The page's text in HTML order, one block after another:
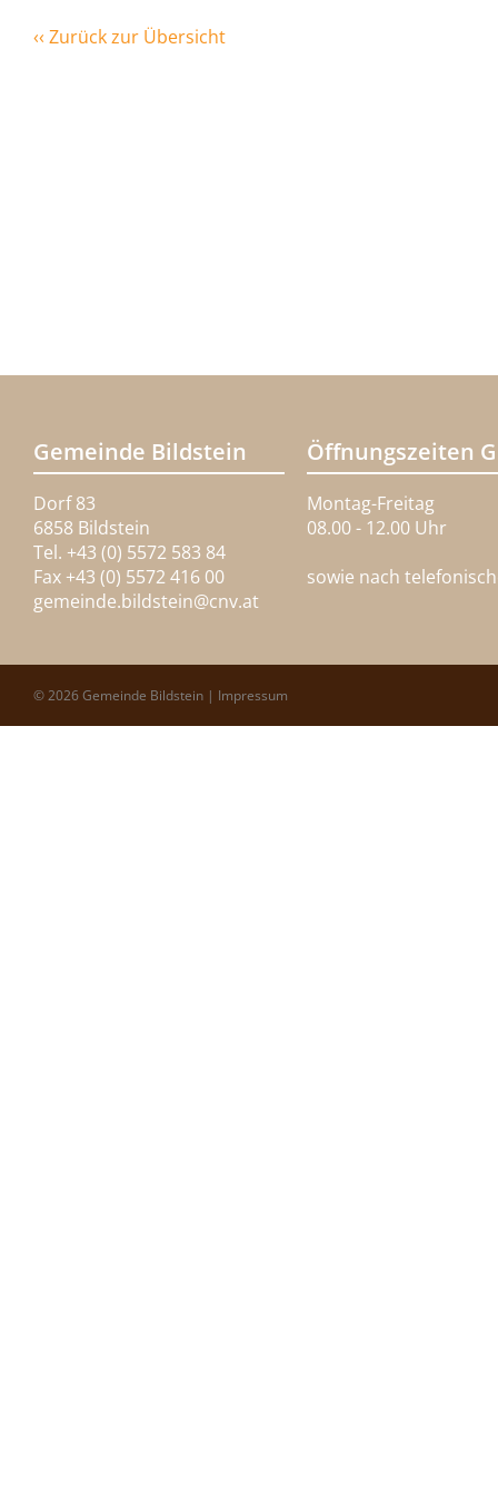
‹‹ Zurück zur Übersicht
Gemeinde Bildstein
Dorf 83
6858 Bildstein
Tel. +43 (0) 5572 583 84
Fax +43 (0) 5572 416 00
gemeinde.bildstein@cnv.at
Öffnungszeiten
Montag-Freitag
08.00 - 12.00 Uhr
sowie nach
© 2026 Gemeinde Bildstein | Impressum